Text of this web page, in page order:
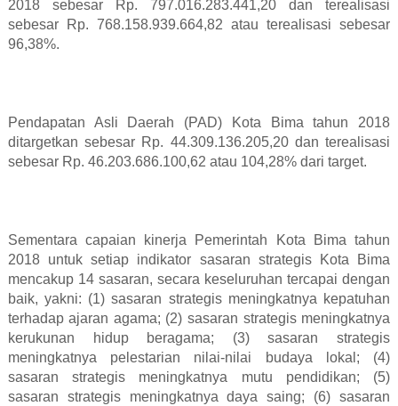
2018 sebesar Rp. 797.016.283.441,20 dan terealisasi
sebesar Rp. 768.158.939.664,82 atau terealisasi sebesar
96,38%.
Pendapatan Asli Daerah (PAD) Kota Bima tahun 2018
ditargetkan sebesar Rp. 44.309.136.205,20 dan terealisasi
sebesar Rp. 46.203.686.100,62 atau 104,28% dari target.
Sementara capaian kinerja Pemerintah Kota Bima tahun
2018 untuk setiap indikator sasaran strategis Kota Bima
mencakup 14 sasaran, secara keseluruhan tercapai dengan
baik, yakni: (1) sasaran strategis meningkatnya kepatuhan
terhadap ajaran agama; (2) sasaran strategis meningkatnya
kerukunan hidup beragama; (3) sasaran strategis
meningkatnya pelestarian nilai-nilai budaya lokal; (4)
sasaran strategis meningkatnya mutu pendidikan; (5)
sasaran strategis meningkatnya daya saing; (6) sasaran